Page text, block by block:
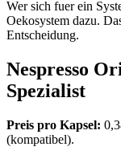
Wer sich fuer ein
Oekosystem dazu.
Entscheidung.
Nespresso
Spezialist
Preis pro Kapsel:
(kompatibel).